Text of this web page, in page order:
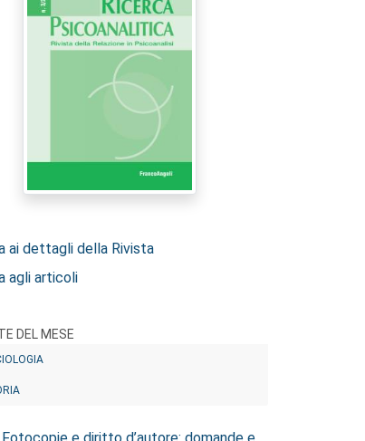
ai dettagli della Rivista
agli articoli
DEL MESE